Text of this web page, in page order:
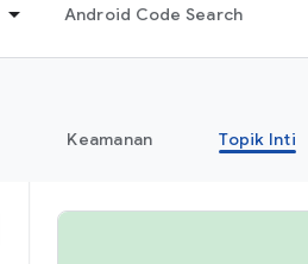
Android Code Search
Keamanan Topik Inti